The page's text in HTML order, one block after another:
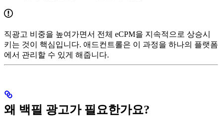
직광고 비중을 높여가면서 전체 eCPM을 지속적으로 상승시
키는 것이 핵심입니다. 애드컨트롤은 이 과정을 하나의 플랫폼
에서 관리할 수 있게 해줍니다.
왜 백필 광고가 필요한가요?